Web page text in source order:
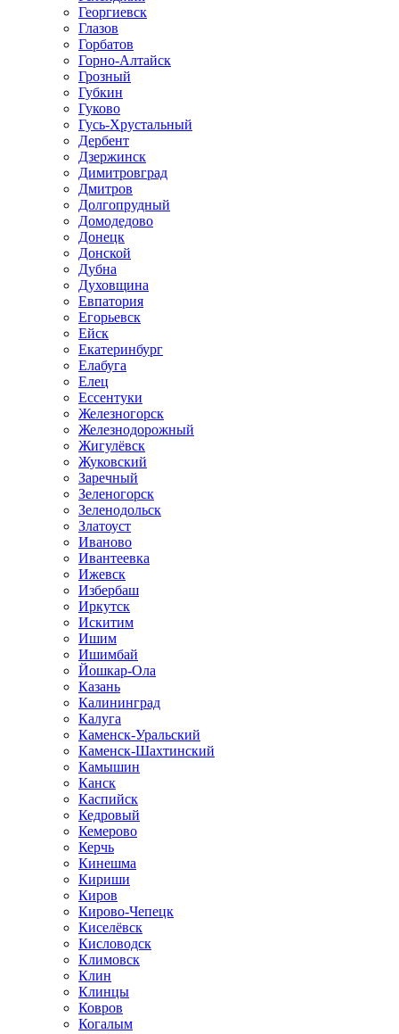
Георгиевск
Глазов
Горбатов
Горно-Алтайск
Грозный
Губкин
Гуково
Гусь-Хрустальный
Дербент
Дзержинск
Димитровград
Дмитров
Долгопрудный
Домодедово
Донецк
Донской
Дубна
Духовщина
Евпатория
Егорьевск
Ейск
Екатеринбург
Елабуга
Елец
Ессентуки
Железногорск
Железнодорожный
Жигулёвск
Жуковский
Заречный
Зеленогорск
Зеленодольск
Златоуст
Иваново
Ивантеевка
Ижевск
Избербаш
Иркутск
Искитим
Ишим
Ишимбай
Йошкар-Ола
Казань
Калининград
Калуга
Каменск-Уральский
Каменск-Шахтинский
Камышин
Канск
Каспийск
Кедровый
Кемерово
Керчь
Кинешма
Кириши
Киров
Кирово-Чепецк
Киселёвск
Кисловодск
Климовск
Клин
Клинцы
Ковров
Когалым